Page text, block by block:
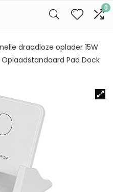
0
draadloze oplader 15W
Pad Dock